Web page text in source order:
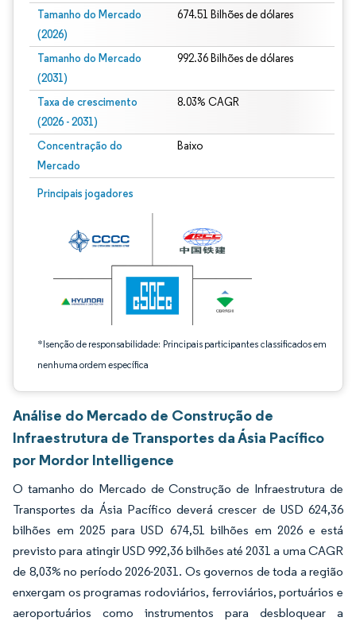
Tamanho do Mercado
(2026)
674.51 Bilhões de dólares
Tamanho do Mercado
(2031)
992.36 Bilhões de dólares
Taxa de crescimento
(2026 - 2031)
8.03% CAGR
Concentração do
Mercado
Baixo
Principais jogadores
*Isenção de responsabilidade: Principais participantes classificados em
nenhuma ordem específica
Imagem © Mordor Intelligence. O reuso requer atribuição conforme CC BY 4.0.
Análise do Mercado de Construção de
Infraestrutura de Transportes da Ásia Pacífico
por Mordor Intelligence
O tamanho do Mercado de Construção de Infraestrutura de
Transportes da Ásia Pacífico deverá crescer de USD 624,36
bilhões em 2025 para USD 674,51 bilhões em 2026 e está
previsto para atingir USD 992,36 bilhões até 2031 a uma CAGR
de 8,03% no período 2026-2031. Os governos de toda a região
enxergam os programas rodoviários, ferroviários, portuários e
aeroportuários como instrumentos para desbloquear a